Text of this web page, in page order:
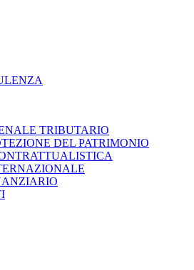
TRIBUTARIO
DEL PATRIMONIO